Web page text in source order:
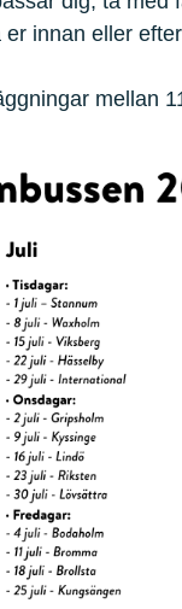
innan eller
mellan